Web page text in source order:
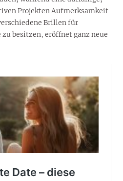
Projekten Aufmerksamkeit
Brillen für
besitzen, eröffnet ganz neue